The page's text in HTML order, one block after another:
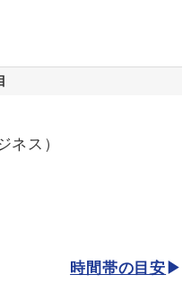
ネス）
時間帯の目安